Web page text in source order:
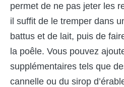
permet de ne pas jeter les
il suffit de le tremper dans
battus et de lait, puis de
la poêle. Vous pouvez
supplémentaires tels que
cannelle ou du sirop